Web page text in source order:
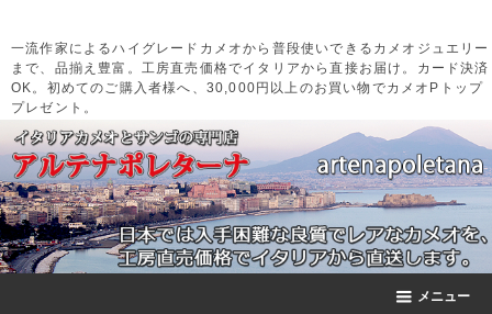
一流作家によるハイグレードカメオから普段使いできるカメオジュエリー
まで、品揃え豊富。工房直売価格でイタリアから直接お届け。カード決済
OK。初めてのご購入者様へ、30,000円以上のお買い物でカメオPトップ
プレゼント。
メニュー